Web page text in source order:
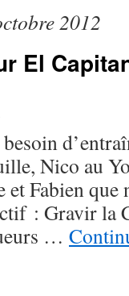
2012
El
Nico au
Fabien que
: Gravir la
…